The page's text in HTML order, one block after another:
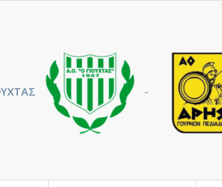
-